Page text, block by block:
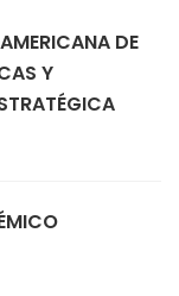
DE
Y